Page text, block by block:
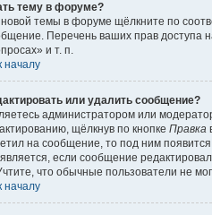
тему в форуме?
темы в форуме щёлкните по
Перечень ваших прав
и т. п.
началу
или удалить сообщение?
администратором или
щёлкнув по кнопке Правка
на сообщение, то под ним
если сообщение
что обычные пользователи не
началу